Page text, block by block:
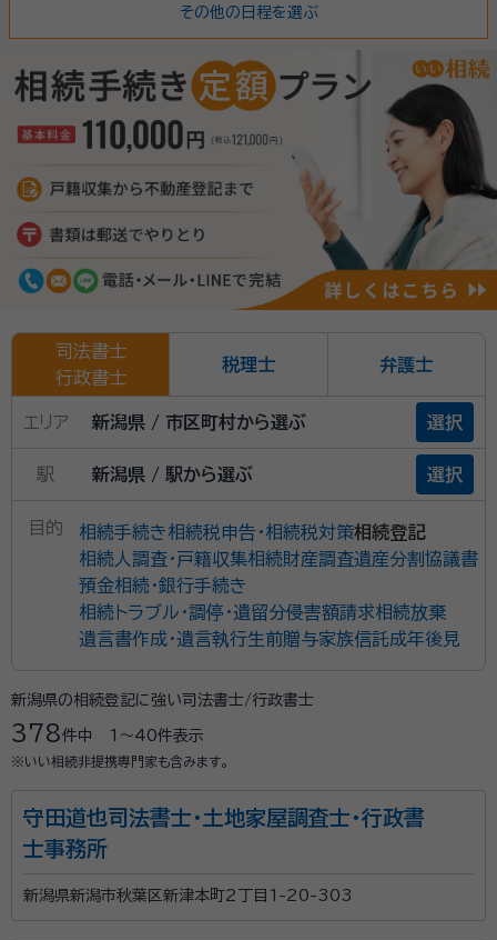
その他の日程を選ぶ
司法書士
行政書士
税理士 弁護士
エリア 新潟県 / 市区町村から選ぶ 選択
駅 新潟県 / 駅から選ぶ 選択
目的 相続手続き相続税申告・相続税対策相続登記
相続人調査・戸籍収集相続財産調査遺産分割協議書
預金相続・銀行手続き
相続トラブル・調停・遺留分侵害額請求相続放棄
遺言書作成・遺言執行生前贈与家族信託成年後見
新潟県の相続登記に強い司法書士/行政書士
378件中 1〜40件表示
※いい相続非提携専門家も含みます。
守田道也司法書士・土地家屋調査士・行政書
士事務所
新潟県新潟市秋葉区新津本町2丁目1-20-303